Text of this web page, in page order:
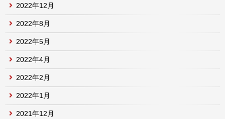
2022年12月
2022年8月
2022年5月
2022年4月
2022年2月
2022年1月
2021年12月